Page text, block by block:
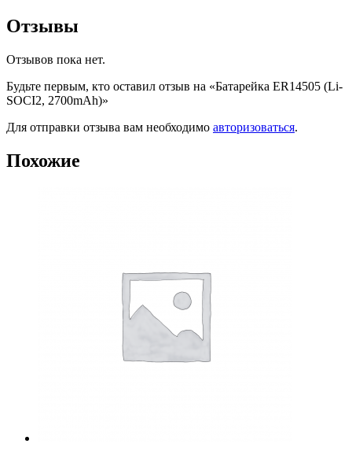
Отзывы
Отзывов пока нет.
Будьте первым, кто оставил отзыв на «Батарейка ER14505 (Li-
SOCI2, 2700mAh)»
Для отправки отзыва вам необходимо авторизоваться.
Похожие